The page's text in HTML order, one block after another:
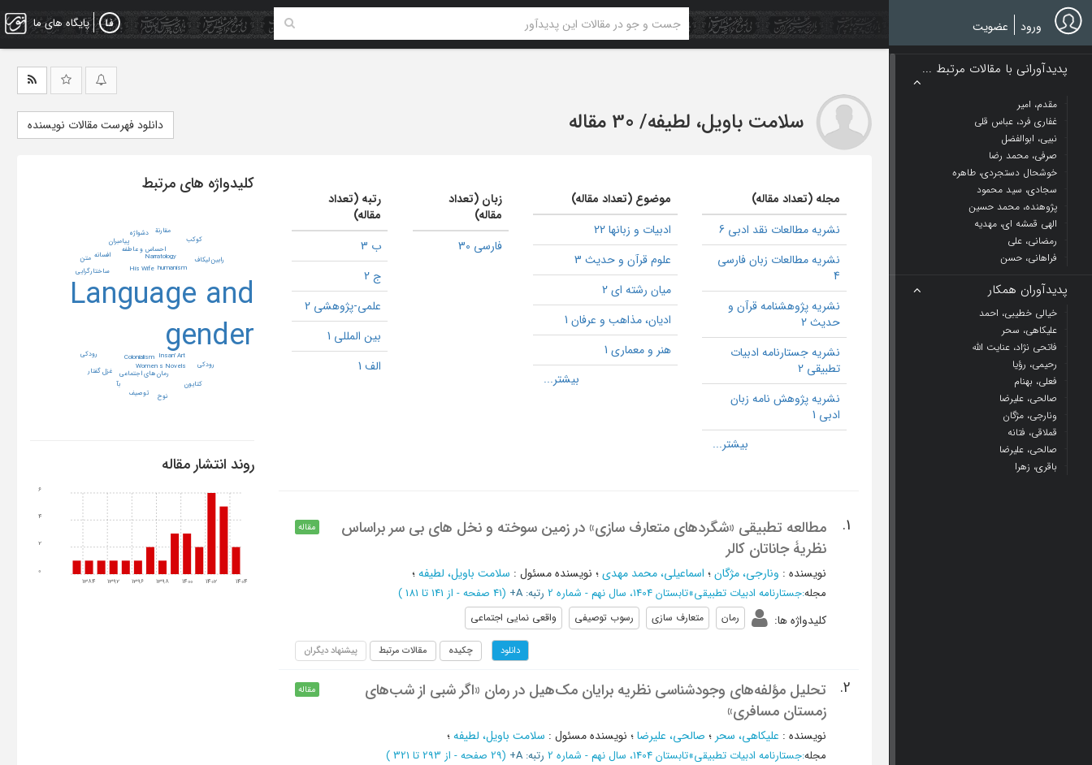
Skip
to
main
پایگاه های ما ورود عضویت
پدیدآورانی با مقالات مرتبط ...
مقدم، امیر
غفاری فرد، عباس قلی
نبیی، ابوالفضل
صرفی، محمد رضا
خوشحال دستجردی، طاهره
سجادی، سید محمود
پژوهنده، محمد حسین
الهی قمشه ای، مهدیه
رمضانی، علی
فراهانی، حسن
پدیدآوران همکار
خیالی خطیبی، احمد
علیکاهی، سحر
فاتحی نژاد، عنایت الله
رحیمی، رؤیا
فعلی، بهنام
صالحی، علیرضا
ونارجی، مژگان
قملاقی، فتانه
صالحی، علیرضا
باقری، زهرا
سلامت باویل، لطیفه/ 30 مقاله دانلود فهرست مقالات نویسنده
مجله (تعداد مقاله)
نشریه مطالعات نقد ادبی 6
نشریه مطالعات زبان فارسی
4
نشریه پژوهشنامه قرآن و
حدیث 2
نشریه جستارنامه ادبیات
تطبیقی 2
نشریه پژوهش نامه زبان
ادبی 1
موضوع (تعداد مقاله)
ادبیات و زبانها 22
علوم قرآن و حدیث 3
میان رشته ای 2
ادیان، مذاهب و عرفان 1
هنر و معماری 1
زبان (تعداد
مقاله)
فارسی 30
رتبه (تعداد
مقاله)
ب 3
ج 2
علمی-پژوهشی 2
بین المللی 1
الف 1
1.
مطالعه تطبیقی «شگردهای متعارف سازي» در زمين سوخته و نخل های بی سر براساس
نظریۀ جاناتان کالر
مقاله
نویسنده : ونارجی، مژگان؛ اسماعیلی، محمد مهدی؛ نویسنده مسئول : سلامت باویل، لطیفه؛
مجله:جستارنامه ادبیات تطبیقی»تابستان 1404، سال نهم - شماره 2 رتبه: A+ (‎41 صفحه - از 141 تا 181 )
کلیدواژه ها: رمان متعارف سازی رسوب توصیفی واقعی نمایی اجتماعی
دانلود چکیده مقالات مرتبط پیشنهاد دیگران
2.
تحلیل مؤلفه‌های وجودشناسی نظریه برایان مک‌هیل در رمان «اگر شبی از شب‌های
زمستان مسافری»
مقاله
نویسنده : علیکاهی، سحر ؛ صالحی، علیرضا؛ نویسنده مسئول : سلامت باویل، لطیفه؛
مجله:جستارنامه ادبیات تطبیقی»تابستان 1404، سال نهم - شماره 2 رتبه: A+ (‎29 صفحه - از 293 تا 321 )
کلیدواژه های مرتبط
Language and
gender
Colonialism
His Wife humanism
Insan’ Art
Narratology
Women s Novels
احساس و عاطفه
رمان های اجتماعی
رودکی
ساختارگرایی
غزل گفتار
افسانه
بآ
پیامبران
توصیف
دشواژه
رابین لیکاف
رودکی
متن
مقارنة
نوح
کتایون
کوکب
روند انتشار مقاله
1384 1392 1396 1398 1400 1402 1404
0
2
4
6